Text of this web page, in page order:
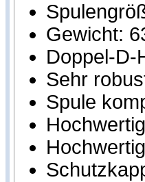
Gewicht:
Doppel-D-
Sehr
Spule